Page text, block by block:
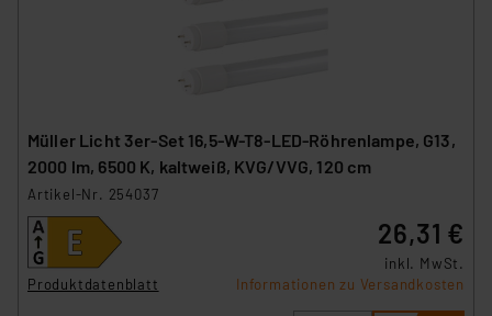
Müller Licht 3er-Set 16,5-W-T8-LED-Röhrenlampe, G13,
2000 lm, 6500 K, kaltweiß, KVG/VVG, 120 cm
Artikel-Nr. 254037
Produktdatenblatt
26,31 €
inkl. MwSt.
Informationen zu Versandkosten